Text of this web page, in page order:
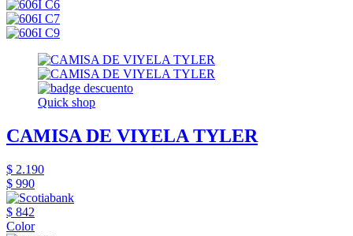
Quick shop
CAMISA DE VIYELA TYLER
$ 2.190
$ 990
$ 842
Color